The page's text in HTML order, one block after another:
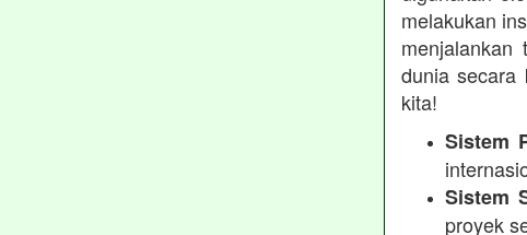
melakukan
dunia secara
kita!
Sistem
Sistem
proyek